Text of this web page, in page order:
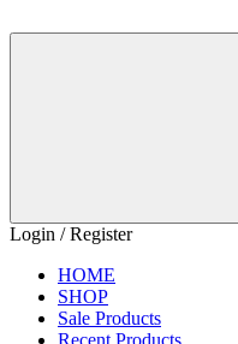
Login / Register
HOME
SHOP
Sale Products
Recent Products